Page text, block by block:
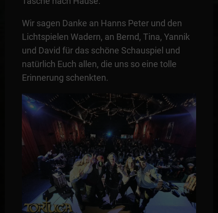
Wir sagen Danke an Hanns Peter und den
Lichtspielen Wadern, an Bernd, Tina, Yannik
und David für das schöne Schauspiel und
natürlich Euch allen, die uns so eine tolle
Erinnerung schenkten.